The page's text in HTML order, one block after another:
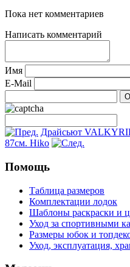
Пока нет комментариев
Написать комментарий
Имя
E-Mail
Драйсьют
87см. Hiko
Помощь
Таблица размеров
Комплектации лодок
Шаблоны раскраски и
Уход за спортивными
Размеры юбок и
Уход, эксплуатация,